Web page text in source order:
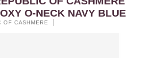
O-NECK NAVY BLUE
OF CASHMERE